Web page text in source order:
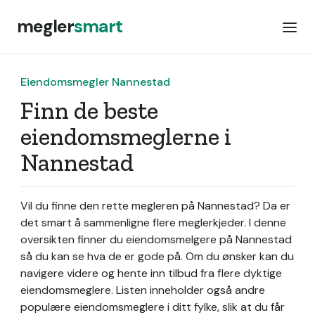
meglersmart
Eiendomsmegler Nannestad
Finn de beste
eiendomsmeglerne i
Nannestad
Vil du finne den rette megleren på Nannestad? Da er
det smart å sammenligne flere meglerkjeder. I denne
oversikten finner du eiendomsmelgere på Nannestad
så du kan se hva de er gode på. Om du ønsker kan du
navigere videre og hente inn tilbud fra flere dyktige
eiendomsmeglere. Listen inneholder også andre
populære eiendomsmeglere i ditt fylke, slik at du får